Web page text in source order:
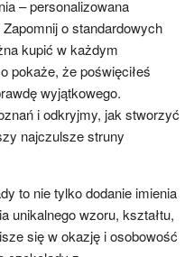
– personalizowana
o standardowych
kupić w każdym
pokaże, że poświęciłeś
wyjątkowego.
i odkryjmy, jak stworzyć
najczulsze struny
to nie tylko dodanie imienia
unikalnego wzoru, kształtu,
się w okazję i osobowość